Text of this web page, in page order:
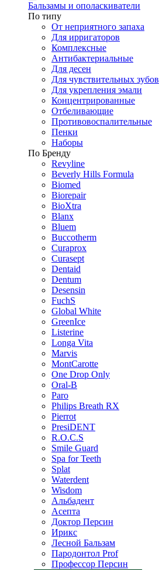
Бальзамы и ополаскиватели
По типу
От неприятного запаха
Для ирригаторов
Комплексные
Антибактериальные
Для десен
Для чувствительных зубов
Для укрепления эмали
Концентрированные
Отбеливающие
Противовоспалительные
Пенки
Наборы
По Бренду
Revyline
Beverly Hills Formula
Biomed
Biorepair
BioXtra
Blanx
Bluem
Buccotherm
Curaprox
Curasept
Dentaid
Dentum
Desensin
FuchS
Global White
GreenIce
Listerine
Longa Vita
Marvis
MontCarotte
One Drop Only
Oral-B
Paro
Philips Breath RX
Pierrot
PresiDENT
R.O.C.S
Smile Guard
Spa for Teeth
Splat
Waterdent
Wisdom
Альбадент
Асепта
Доктор Персин
Ирикс
Лесной Бальзам
Пародонтол Prof
Профессор Персин